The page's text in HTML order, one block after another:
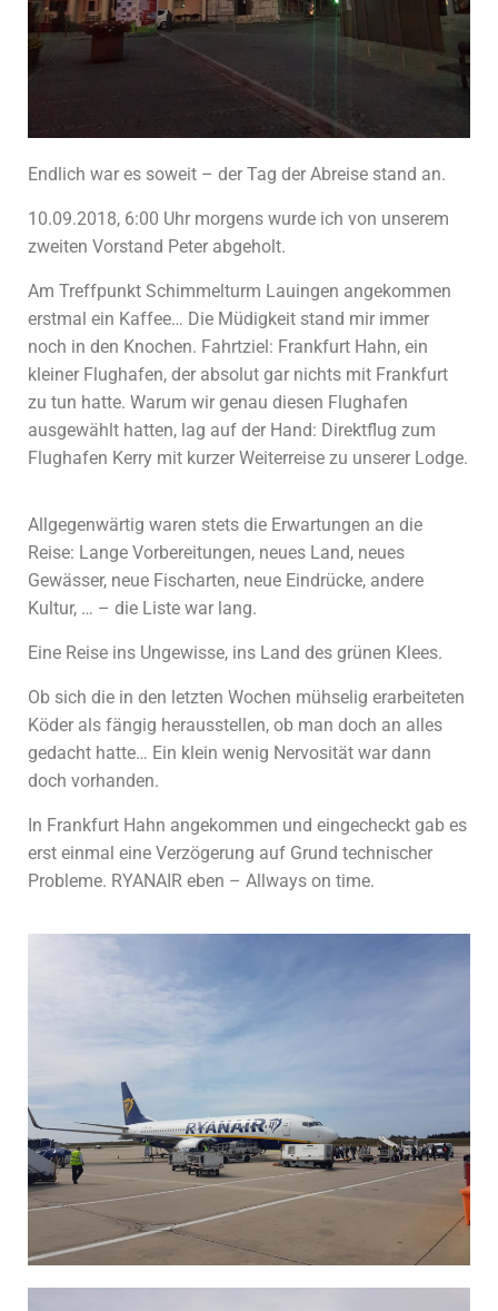
Endlich war es soweit – der Tag der Abreise stand an.
10.09.2018, 6:00 Uhr morgens wurde ich von unserem
zweiten Vorstand Peter abgeholt.
Am Treffpunkt Schimmelturm Lauingen angekommen
erstmal ein Kaffee… Die Müdigkeit stand mir immer
noch in den Knochen. Fahrtziel: Frankfurt Hahn, ein
kleiner Flughafen, der absolut gar nichts mit Frankfurt
zu tun hatte. Warum wir genau diesen Flughafen
ausgewählt hatten, lag auf der Hand: Direktflug zum
Flughafen Kerry mit kurzer Weiterreise zu unserer Lodge.
Allgegenwärtig waren stets die Erwartungen an die
Reise: Lange Vorbereitungen, neues Land, neues
Gewässer, neue Fischarten, neue Eindrücke, andere
Kultur, … – die Liste war lang.
Eine Reise ins Ungewisse, ins Land des grünen Klees.
Ob sich die in den letzten Wochen mühselig erarbeiteten
Köder als fängig herausstellen, ob man doch an alles
gedacht hatte… Ein klein wenig Nervosität war dann
doch vorhanden.
In Frankfurt Hahn angekommen und eingecheckt gab es
erst einmal eine Verzögerung auf Grund technischer
Probleme. RYANAIR eben – Allways on time.